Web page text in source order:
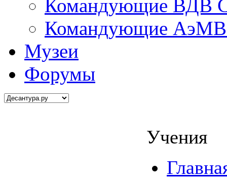
Командующие ВДВ
Командующие АэМВ
Музеи
Форумы
Учения